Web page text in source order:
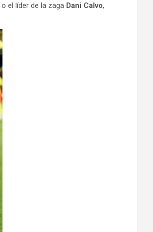
o el líder de la zaga Dani Calvo,